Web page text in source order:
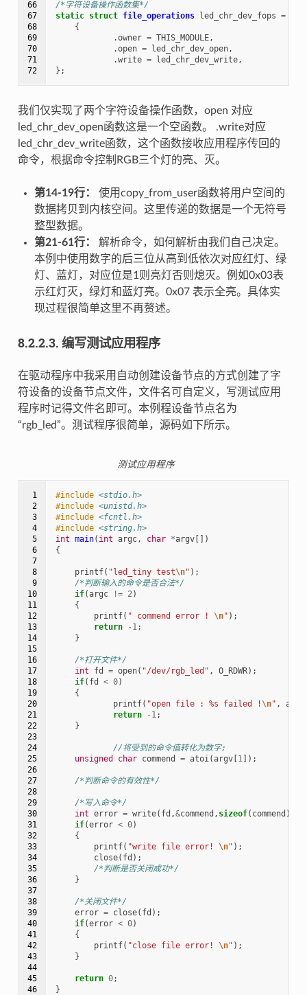
66
67
68
69
70
71
72
/*字符设备操作函数集*/
static struct file_operations led_chr_dev_fops =
{
.owner = THIS_MODULE,
.open = led_chr_dev_open,
.write = led_chr_dev_write,
};
我们仅实现了两个字符设备操作函数，open 对应
led_chr_dev_open函数这是一个空函数。 .write对应
led_chr_dev_write函数，这个函数接收应用程序传回的
命令，根据命令控制RGB三个灯的亮、灭。
第14-19行：
使用copy_from_user函数将用户空间的
数据拷贝到内核空间。这里传递的数据是一个无符号
整型数据。
第21-61行：
解析命令，如何解析由我们自己决定。
本例中使用数字的后三位从高到低依次对应红灯、绿
灯、蓝灯，对应位是1则亮灯否则熄灭。例如0x03表
示红灯灭，绿灯和蓝灯亮。0x07 表示全亮。具体实
现过程很简单这里不再赘述。
8.2.2.3. 编写测试应用程序
在驱动程序中我采用自动创建设备节点的方式创建了字
符设备的设备节点文件，文件名可自定义，写测试应用
程序时记得文件名即可。本例程设备节点名为
“rgb_led”。测试程序很简单，源码如下所示。
测试应用程序
1
2
3
4
5
6
7
8
9
10
11
12
13
14
15
16
17
18
19
20
21
22
23
24
25
26
27
28
29
30
31
32
33
34
35
36
37
38
39
40
41
42
43
44
45
46
#include <stdio.h>
#include <unistd.h>
#include <fcntl.h>
#include <string.h>
int main( int argc, char *argv[])
{
printf( "led_tiny test\n" );
/*判断输入的命令是否合法*/
if(argc != 2 )
{
printf( " commend error ! \n" );
return
-1 ;
}
/*打开文件*/
int
fd = open( "/dev/rgb_led" , O_RDWR);
if( fd < 0)
{
printf( "open file : %s failed !\n" , argv
return
-1 ;
}
//将受到的命令值转化为数字;
unsigned
char commend = atoi (argv[1 ]);
/*判断命令的有效性*/
/*写入命令*/
int error = write( fd ,&commend , sizeof( commend ));
if(error < 0)
{
printf( "write file error! \n" );
close( fd );
/*判断是否关闭成功*/
}
/*关闭文件*/
error = close( fd );
if(error < 0)
{
printf( "close file error! \n" );
}
return 0;
}